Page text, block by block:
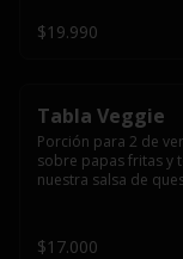
$19.990
Tabla Veggie
Porción para 2 de
sobre papas fritas y
nuestra salsa de
$17.000